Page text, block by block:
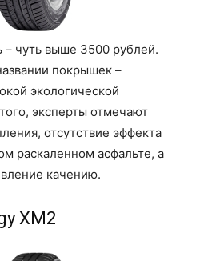
– чуть выше 3500 рублей.
покрышек –
экологической
эксперты отмечают
отсутствие эффекта
раскаленном асфальте, а
качению.
XM2